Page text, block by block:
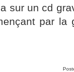
sur un cd
par la